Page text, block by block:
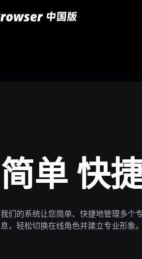
简单 快
我们的系统让您简单、快捷地管理多个
息，轻松切换在线角色并建立专业形象。